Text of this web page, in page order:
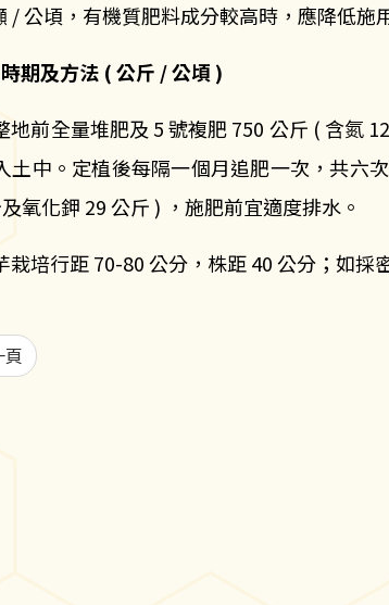
/ 公頃，有機質肥料成分較高時，應降低施
期及方法 ( 公斤 / 公頃 )
地前全量堆肥及 5 號複肥 750 公斤 ( 含氮
土中。定植後每隔一個月追肥一次，共六
氧化鉀 29 公斤 ) ，施肥前宜適度排水。
栽培行距 70-80 公分，株距 40 公分；如採
頁